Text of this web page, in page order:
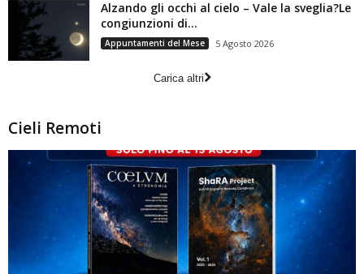
Alzando gli occhi al cielo – Vale la sveglia?Le
congiunzioni di...
Appuntamenti del Mese 5 Agosto 2026
Carica altri
Cieli Remoti